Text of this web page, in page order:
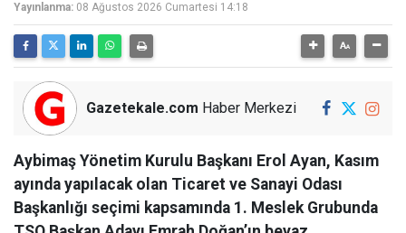
Yayınlanma: 08 Ağustos 2026 Cumartesi 14:18
Gazetekale.com Haber Merkezi
Aybimaş Yönetim Kurulu Başkanı Erol Ayan, Kasım
ayında yapılacak olan Ticaret ve Sanayi Odası
Başkanlığı seçimi kapsamında 1. Meslek Grubunda